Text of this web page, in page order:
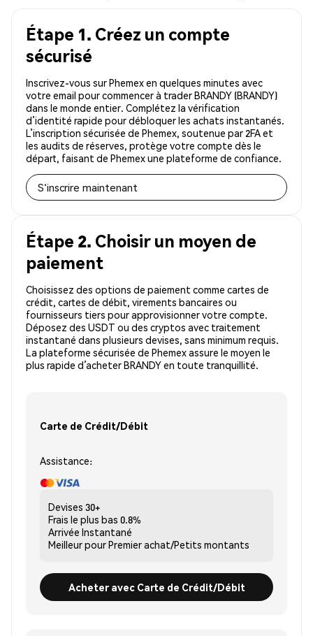
Étape 1. Créez un compte
sécurisé
Inscrivez-vous sur Phemex en quelques minutes avec
votre email pour commencer à trader BRANDY (BRANDY)
dans le monde entier. Complétez la vérification
d’identité rapide pour débloquer les achats instantanés.
L’inscription sécurisée de Phemex, soutenue par 2FA et
les audits de réserves, protège votre compte dès le
départ, faisant de Phemex une plateforme de confiance.
S'inscrire maintenant
Étape 2. Choisir un moyen de
paiement
Choisissez des options de paiement comme cartes de
crédit, cartes de débit, virements bancaires ou
fournisseurs tiers pour approvisionner votre compte.
Déposez des USDT ou des cryptos avec traitement
instantané dans plusieurs devises, sans minimum requis.
La plateforme sécurisée de Phemex assure le moyen le
plus rapide d’acheter BRANDY en toute tranquillité.
Carte de Crédit/Débit
Assistance:
Devises 30+
Frais le plus bas 0.8%
Arrivée Instantané
Meilleur pourPremier achat/Petits montants
Acheter avec Carte de Crédit/Débit